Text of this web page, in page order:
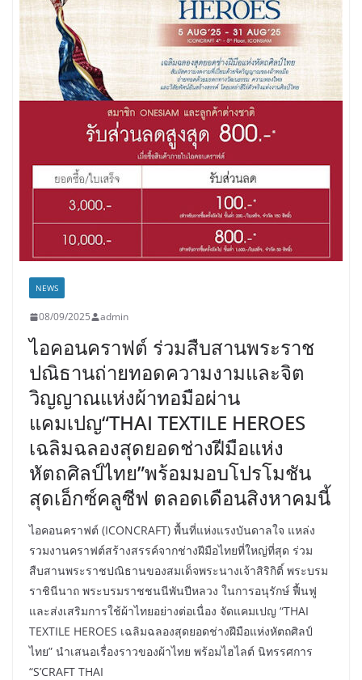
NEWS
08/09/2025 admin
ไอคอนคราฟต์ ร่วมสืบสานพระราช
ปณิธานถ่ายทอดความงามและจิต
วิญญาณแห่งผ้าทอมือผ่าน
แคมเปญ“THAI TEXTILE HEROES
เฉลิมฉลองสุดยอดช่างฝีมือแห่ง
หัตถศิลป์ไทย”พร้อมมอบโปรโมชัน
สุดเอ็กซ์คลูซีฟ ตลอดเดือนสิงหาคมนี้
ไอคอนคราฟต์ (ICONCRAFT) พื้นที่แห่งแรงบันดาลใจ แหล่ง
รวมงานคราฟต์สร้างสรรค์จากช่างฝีมือไทยที่ใหญ่ที่สุด ร่วม
สืบสานพระราชปณิธานของสมเด็จพระนางเจ้าสิริกิติ์ พระบรม
ราชินีนาถ พระบรมราชชนนีพันปีหลวง ในการอนุรักษ์ ฟื้นฟู
และส่งเสริมการใช้ผ้าไทยอย่างต่อเนื่อง จัดแคมเปญ “THAI
TEXTILE HEROES เฉลิมฉลองสุดยอดช่างฝีมือแห่งหัตถศิลป์
ไทย” นำเสนอเรื่องราวของผ้าไทย พร้อมไฮไลต์ นิทรรศการ
“S’CRAFT THAI